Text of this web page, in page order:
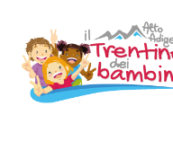
contenuto